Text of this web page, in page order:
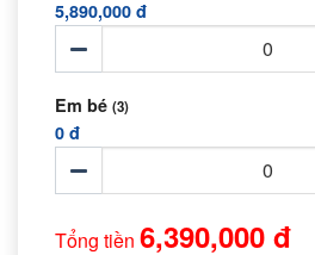
5,890,000 đ
Em bé (3)
0 đ
Tổng tiền 6,390,000 đ